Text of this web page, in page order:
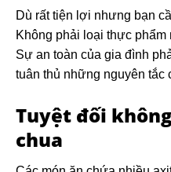
Dù rất tiện lợi nhưng bạn
Không phải loại thực
Sự an toàn của gia đình
tuân thủ những nguyên tắc
Tuyệt đối
chua